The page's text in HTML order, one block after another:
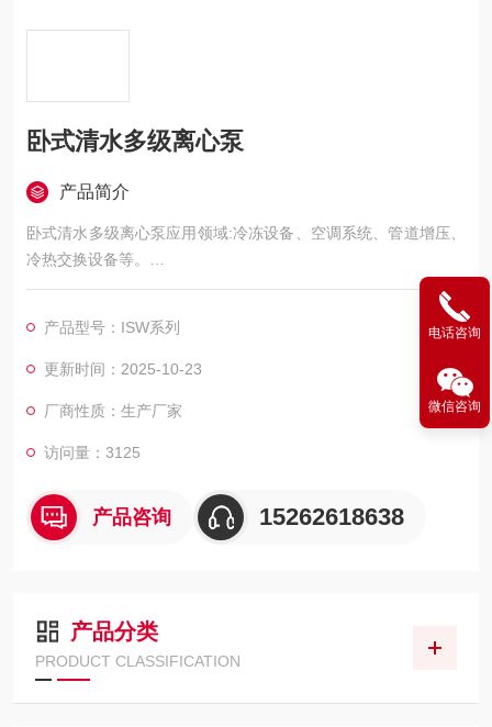
卧式清水多级离心泵
产品简介
卧式清水多级离心泵应用领域:冷冻设备、空调系统、管道增压、
冷热交换设备等。
产品型号：ISW系列
更新时间：2025-10-23
厂商性质：生产厂家
访问量：3125
产品咨询 15262618638
产品分类
PRODUCT CLASSIFICATION
电话咨询
微信咨询